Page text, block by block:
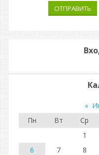
ОТПРАВИТЬ
«
Пн
Вт Ср
1
6
7 8